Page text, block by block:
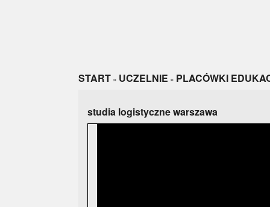
START » UCZELNIE » PLACÓWKI
studia logistyczne warszawa